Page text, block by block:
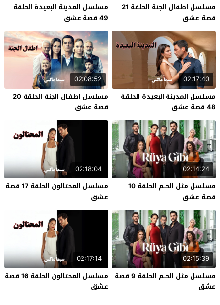
مسلسل اطفال الجنة الحلقة 21
قصة عشق
مسلسل المدينة البعيدة الحلقة
49 قصة عشق
02:17:40
مسلسل المدينة البعيدة الحلقة
48 قصة عشق
02:08:52
مسلسل اطفال الجنة الحلقة 20
قصة عشق
02:14:24
مسلسل مثل الحلم الحلقة 10
قصة عشق
02:18:04
مسلسل المحتالون الحلقة 17 قصة
عشق
02:15:39
مسلسل مثل الحلم الحلقة 9 قصة
عشق
02:17:14
مسلسل المحتالون الحلقة 16 قصة
عشق